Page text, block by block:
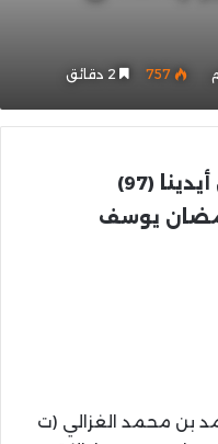
757
(97)
يوسف
بن محمد الغزالي (ت